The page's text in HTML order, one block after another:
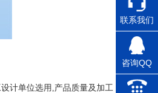
计单位选用,产品质量及加工
联系我们
咨询QQ